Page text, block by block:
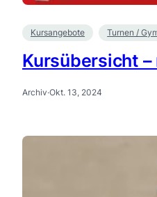
Kursangebote Turnen /
Kursübersicht
Archiv·Okt. 13, 2024